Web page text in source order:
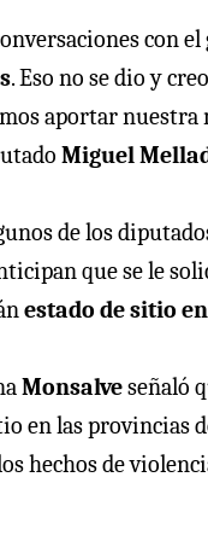
con
. Eso no se dio y
aportar
Miguel
de los
que se le
estado de sitio
Monsalveseñaló
en las provincias
hechos de